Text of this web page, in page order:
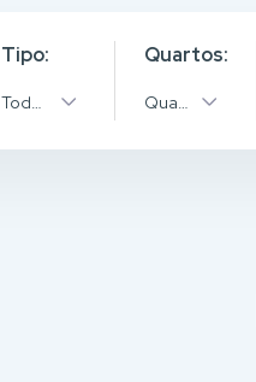
Tipo:
Todos os Tipos
Quartos:
Quantidade